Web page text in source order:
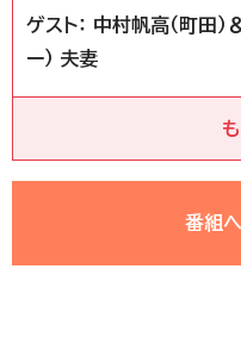
ゲスト： 中村帆高（町田
ー） 夫妻
番組